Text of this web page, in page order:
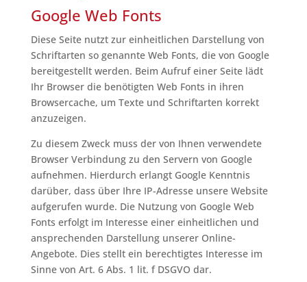
Google Web Fonts
Diese Seite nutzt zur einheitlichen Darstellung von
Schriftarten so genannte Web Fonts, die von Google
bereitgestellt werden. Beim Aufruf einer Seite lädt
Ihr Browser die benötigten Web Fonts in ihren
Browsercache, um Texte und Schriftarten korrekt
anzuzeigen.
Zu diesem Zweck muss der von Ihnen verwendete
Browser Verbindung zu den Servern von Google
aufnehmen. Hierdurch erlangt Google Kenntnis
darüber, dass über Ihre IP-Adresse unsere Website
aufgerufen wurde. Die Nutzung von Google Web
Fonts erfolgt im Interesse einer einheitlichen und
ansprechenden Darstellung unserer Online-
Angebote. Dies stellt ein berechtigtes Interesse im
Sinne von Art. 6 Abs. 1 lit. f DSGVO dar.